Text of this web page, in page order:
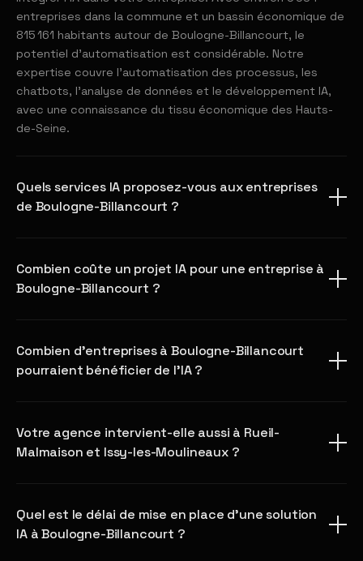
entreprises dans la commune et un bassin économique de
815 161 habitants autour de Boulogne-Billancourt, le
potentiel d'automatisation est considérable. Notre
expertise couvre l'automatisation des processus, les
chatbots, l'analyse de données et le développement IA,
avec une connaissance du tissu économique des Hauts-
de-Seine.
Quels services IA proposez-vous aux entreprises
de Boulogne-Billancourt ?
Combien coûte un projet IA pour une entreprise à
Boulogne-Billancourt ?
Combien d'entreprises à Boulogne-Billancourt
pourraient bénéficier de l'IA ?
Votre agence intervient-elle aussi à Rueil-
Malmaison et Issy-les-Moulineaux ?
Quel est le délai de mise en place d'une solution
IA à Boulogne-Billancourt ?